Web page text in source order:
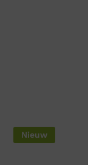
Nieuw